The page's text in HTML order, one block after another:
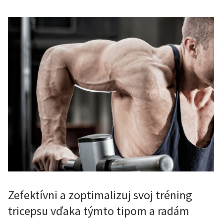
Zefektívni a zoptimalizuj svoj tréning
tricepsu vďaka týmto tipom a radám